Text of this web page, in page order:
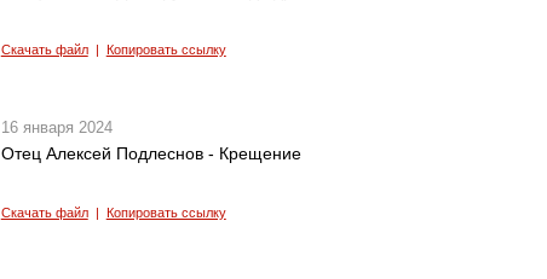
Скачать файл| Копировать ссылку
16 января 2024
Отец Алексей Подлеснов - Крещение
Скачать файл| Копировать ссылку